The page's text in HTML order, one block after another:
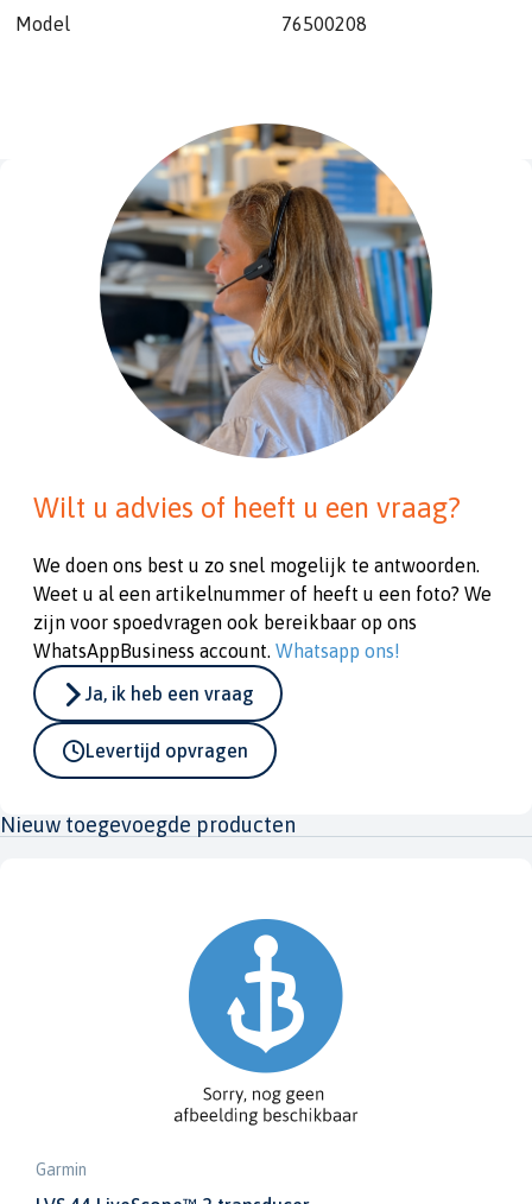
Model 76500208
Wilt u advies of heeft u een vraag?
We doen ons best u zo snel mogelijk te antwoorden.
Weet u al een artikelnummer of heeft u een foto? We
zijn voor spoedvragen ook bereikbaar op ons
WhatsAppBusiness account. Whatsapp ons!
Ja, ik heb een vraag
Levertijd opvragen
Nieuw toegevoegde producten
Garmin